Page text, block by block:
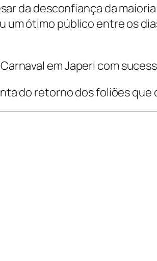
da desconfiança da
ótimo público entre os
em Japeri com
do retorno dos foliões